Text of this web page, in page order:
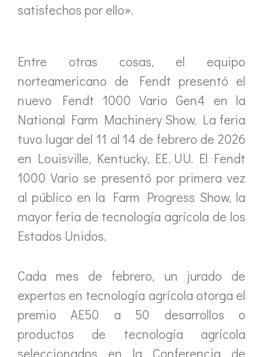
satisfechos por ello».
Entre otras cosas, el equipo
norteamericano de Fendt presentó el
nuevo Fendt 1000 Vario Gen4 en la
National Farm Machinery Show. La feria
tuvo lugar del 11 al 14 de febrero de 2026
en Louisville, Kentucky, EE. UU. El Fendt
1000 Vario se presentó por primera vez
al público en la Farm Progress Show, la
mayor feria de tecnología agrícola de los
Estados Unidos.
Cada mes de febrero, un jurado de
expertos en tecnología agrícola otorga el
premio AE50 a 50 desarrollos o
productos de tecnología agrícola
seleccionados en la Conferencia de